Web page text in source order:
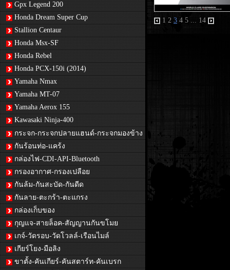
Gpx Legend 200
Honda Dream Super Cup
Stallion Centaur
Honda Msx-SF
Honda Rebel
Honda PCX-150i (2014)
Yamaha Nmax
Yamaha MT-07
Yamaha Aerox 155
Kawasaki Ninja-400
กระจก-กระจกปลายแฮนด์-กระจกมองข้าง
กันร้อนท่อ-แคร้ง
กล่องไฟ-CDI-API-Bluetooth
กรองอากาศ-กรองเปลือย
กันล้ม-กันสะบัด-กันดีด
กันลาย-ตะกร้า-ตะแกรง
กล่องเก็บของ
กุญแจ-สายล็อค-สัญญานกันขโมย
เกจ์-วัดรอบ-วัดโวลล์-เรือนไมล์
เกียร์โยง-มือลิง
ขาตั้ง-คันเกียร์-คันสตาร์ท-คันเบรก
1 2 3 4 5 ... 14